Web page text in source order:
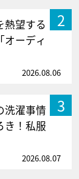
2
熱望する
オーディ
2026.08.06
3
洗濯事情
き！私服
2026.08.07